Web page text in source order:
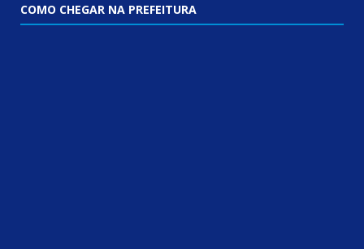
COMO CHEGAR NA PREFEITURA